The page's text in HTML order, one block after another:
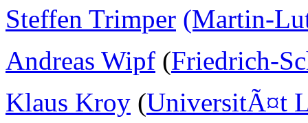
Steffen Trimper (Martin-
Andreas Wipf (Friedrich-
Klaus Kroy (UniversitÃ¤t